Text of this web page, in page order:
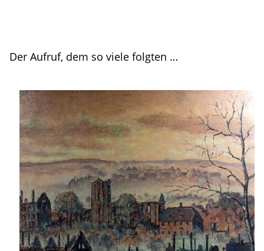
Der Aufruf, dem so viele folgten …